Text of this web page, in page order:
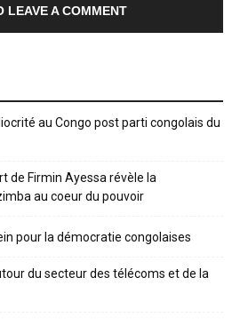
LEAVE A COMMENT
au Congo post parti congolais du
de Firmin Ayessa révèle la
au coeur du pouvoir
pour la démocratie congolaises
du secteur des télécoms et de la